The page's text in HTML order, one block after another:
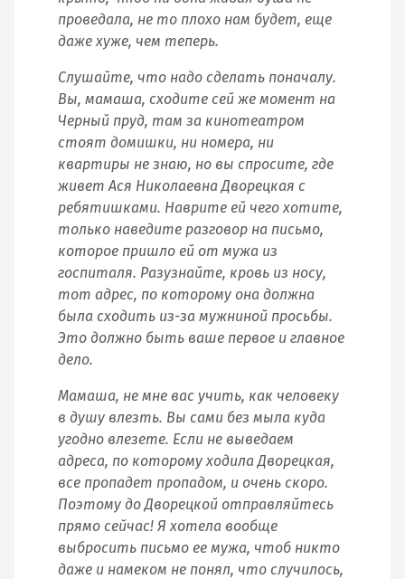
проведала, не то плохо нам будет, еще
даже хуже, чем теперь.
Слушайте, что надо сделать поначалу.
Вы, мамаша, сходите сей же момент на
Черный пруд, там за кинотеатром
стоят домишки, ни номера, ни
квартиры не знаю, но вы спросите, где
живет Ася Николаевна Дворецкая с
ребятишками. Наврите ей чего хотите,
только наведите разговор на письмо,
которое пришло ей от мужа из
госпиталя. Разузнайте, кровь из носу,
тот адрес, по которому она должна
была сходить из-за мужниной просьбы.
Это должно быть ваше первое и главное
дело.
Мамаша, не мне вас учить, как человеку
в душу влезть. Вы сами без мыла куда
угодно влезете. Если не выведаем
адреса, по которому ходила Дворецкая,
все пропадет пропадом, и очень скоро.
Поэтому до Дворецкой отправляйтесь
прямо сейчас! Я хотела вообще
выбросить письмо ее мужа, чтоб никто
даже и намеком не понял, что случилось,